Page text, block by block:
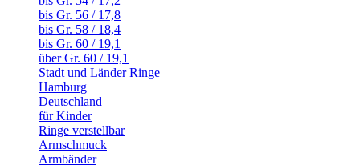
bis Gr. 56 / 17,8
bis Gr. 58 / 18,4
bis Gr. 60 / 19,1
über Gr. 60 / 19,1
Stadt und Länder Ringe
Hamburg
Deutschland
für Kinder
Ringe verstellbar
Armschmuck
Armbänder